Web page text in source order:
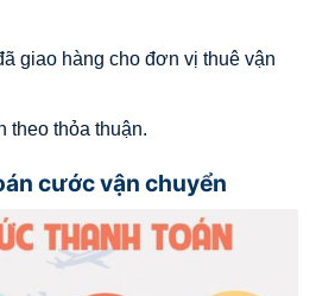
giao hàng cho đơn vị thuê vận
theo thỏa thuận.
cước vận chuyển